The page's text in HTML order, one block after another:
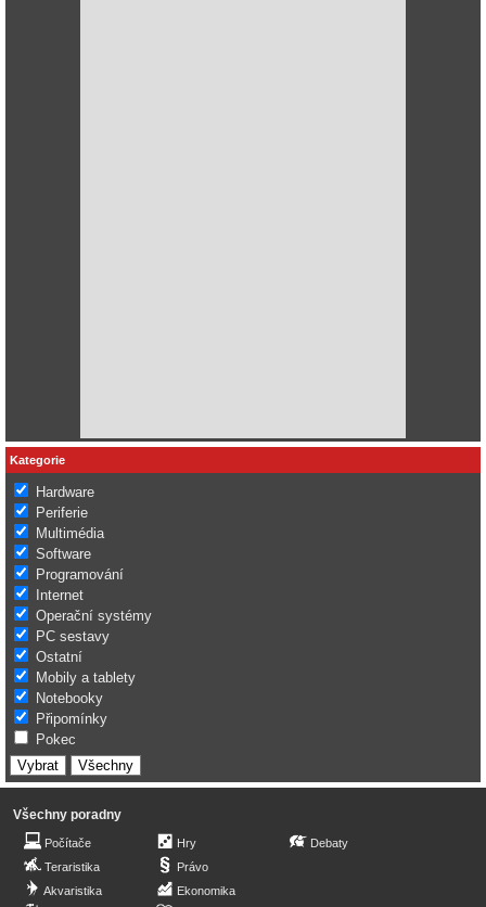
Kategorie
Hardware
Periferie
Multimédia
Software
Programování
Internet
Operační systémy
PC sestavy
Ostatní
Mobily a tablety
Notebooky
Připomínky
Pokec
Všechny poradny
Počítače
Teraristika
Akvaristika
Hry
Právo
Ekonomika
Debaty